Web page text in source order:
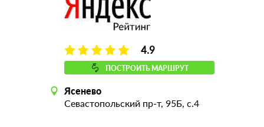
4.9
ПОСТРОИТЬ МАРШРУТ
Ясенево
Севастопольский пр-т, 95Б, с.4